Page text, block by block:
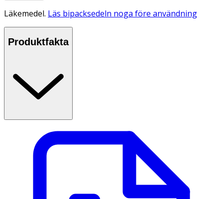
Läkemedel. Läs bipacksedeln noga före användning
Produktfakta